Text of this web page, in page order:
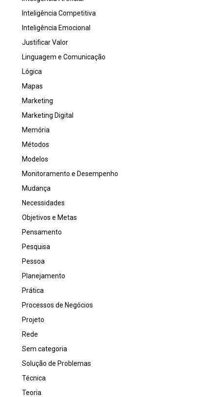
Inteligência Competitiva
Inteligência Emocional
Justificar Valor
Linguagem e Comunicação
Lógica
Mapas
Marketing
Marketing Digital
Memória
Métodos
Modelos
Monitoramento e Desempenho
Mudança
Necessidades
Objetivos e Metas
Pensamento
Pesquisa
Pessoa
Planejamento
Prática
Processos de Negócios
Projeto
Rede
Sem categoria
Solução de Problemas
Técnica
Teoria